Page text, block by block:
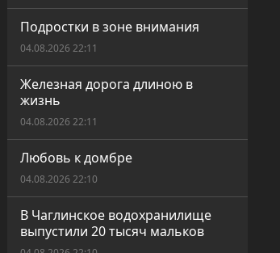
Подростки в зоне внимания
04.08.2026 22:11
Железная дорога длиною в
жизнь
04.08.2026 22:11
Любовь к домбре
04.08.2026 22:10
В Чаглинское водохранилище
выпустили 20 тысяч мальков